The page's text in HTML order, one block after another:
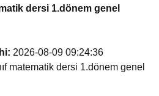
dersi 1.dönem genel
2026-08-09 09:24:36
matematik dersi 1.dönem genel